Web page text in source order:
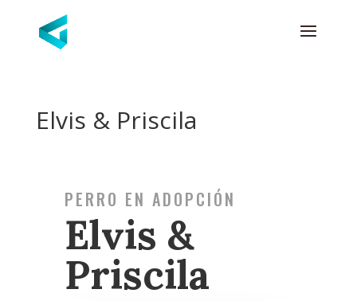
Elvis & Priscila
PERRO EN ADOPCIÓN
Elvis &
Priscila